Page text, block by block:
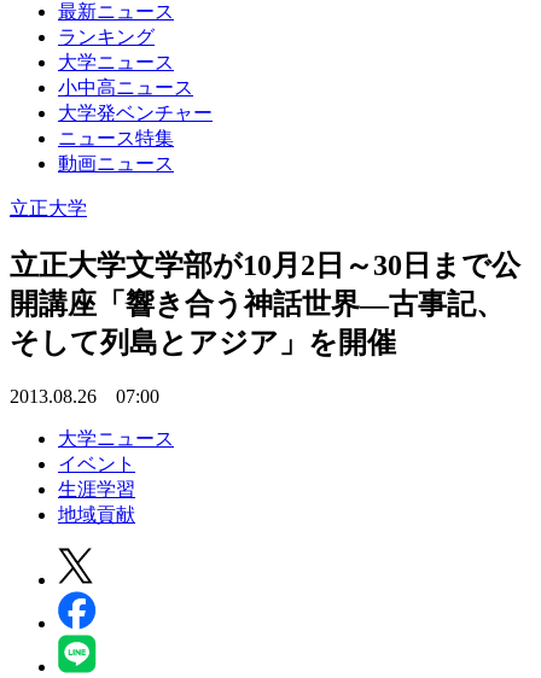
最新ニュース
ランキング
大学ニュース
小中高ニュース
大学発ベンチャー
ニュース特集
動画ニュース
立正大学
立正大学文学部が10月2日～30日まで公
開講座「響き合う神話世界―古事記、
そして列島とアジア」を開催
2013.08.26 07:00
大学ニュース
イベント
生涯学習
地域貢献